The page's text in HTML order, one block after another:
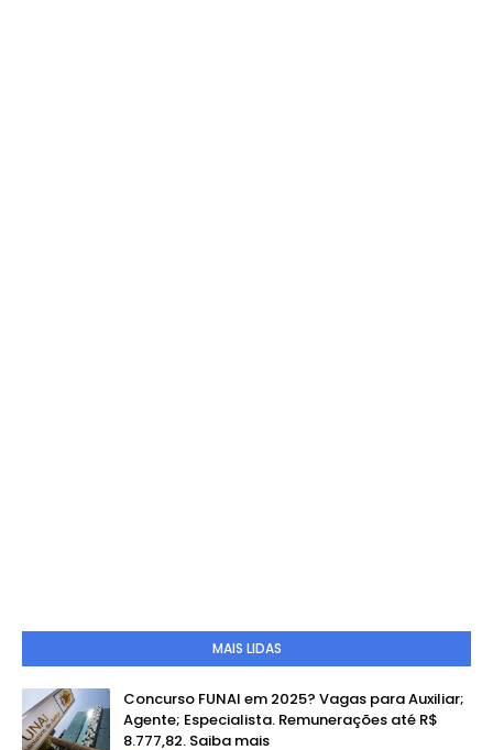
MAIS LIDAS
Concurso FUNAI em 2025? Vagas para Auxiliar;
Agente; Especialista. Remunerações até R$
8.777,82. Saiba mais